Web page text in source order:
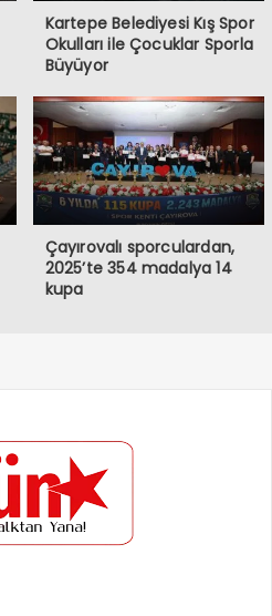
Kartepe Belediyesi Kış Spor
Okulları ile Çocuklar Sporla
Büyüyor
Çayırovalı sporculardan,
2025’te 354 madalya 14
kupa